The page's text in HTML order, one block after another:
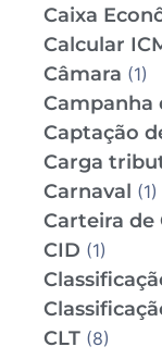
Caixa
Calcular
Câmara (1)
Campanha
Captação
Carga
Carnaval (1)
Carteira de
CID (1)
CLT (8)